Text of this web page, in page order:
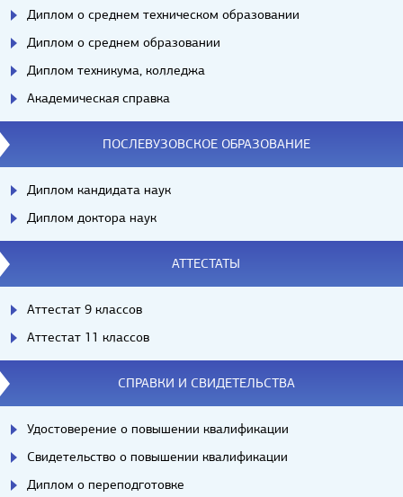
Диплом о среднем техническом образовании
Диплом о среднем образовании
Диплом техникума, колледжа
Академическая справка
ПОСЛЕВУЗОВСКОЕ ОБРАЗОВАНИЕ
Диплом кандидата наук
Диплом доктора наук
АТТЕСТАТЫ
Аттестат 9 классов
Аттестат 11 классов
СПРАВКИ И СВИДЕТЕЛЬСТВА
Удостоверение о повышении квалификации
Свидетельство о повышении квалификации
Диплом о переподготовке